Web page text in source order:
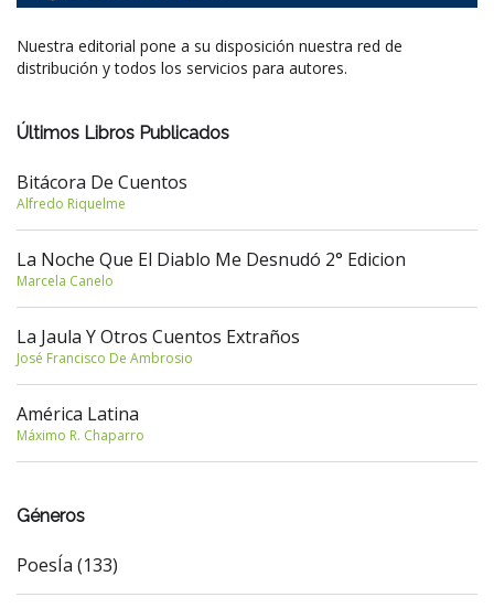
Nuestra editorial pone a su disposición nuestra red de
distribución y todos los servicios para autores.
Últimos Libros Publicados
Bitácora De Cuentos
Alfredo Riquelme
La Noche Que El Diablo Me Desnudó 2° Edicion
Marcela Canelo
La Jaula Y Otros Cuentos Extraños
José Francisco De Ambrosio
América Latina
Máximo R. Chaparro
Géneros
PoesÍa (133)